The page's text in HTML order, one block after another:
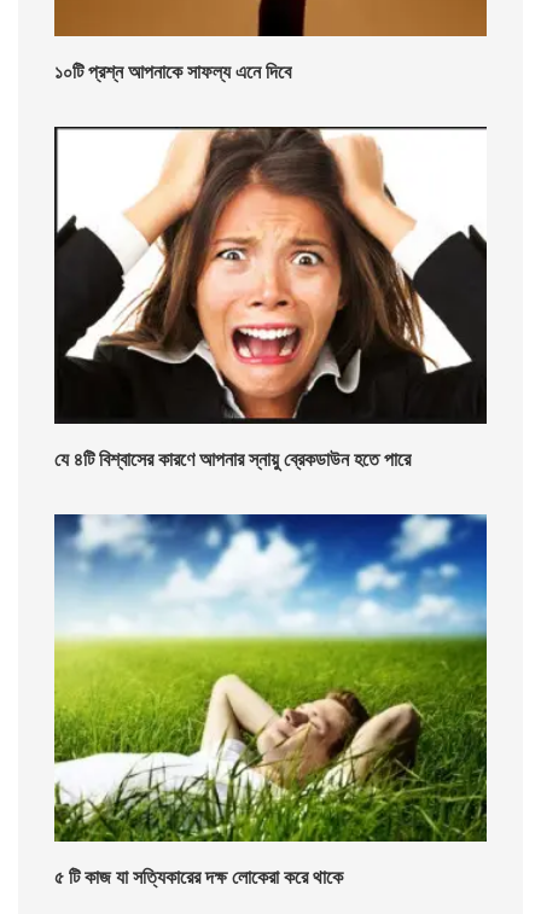
১০টি প্রশ্ন আপনাকে সাফল্য এনে দিবে
যে ৪টি বিশ্বাসের কারণে আপনার স্নায়ু ব্রেকডাউন হতে পারে
৫ টি কাজ যা সত্যিকারের দক্ষ লোকেরা করে থাকে